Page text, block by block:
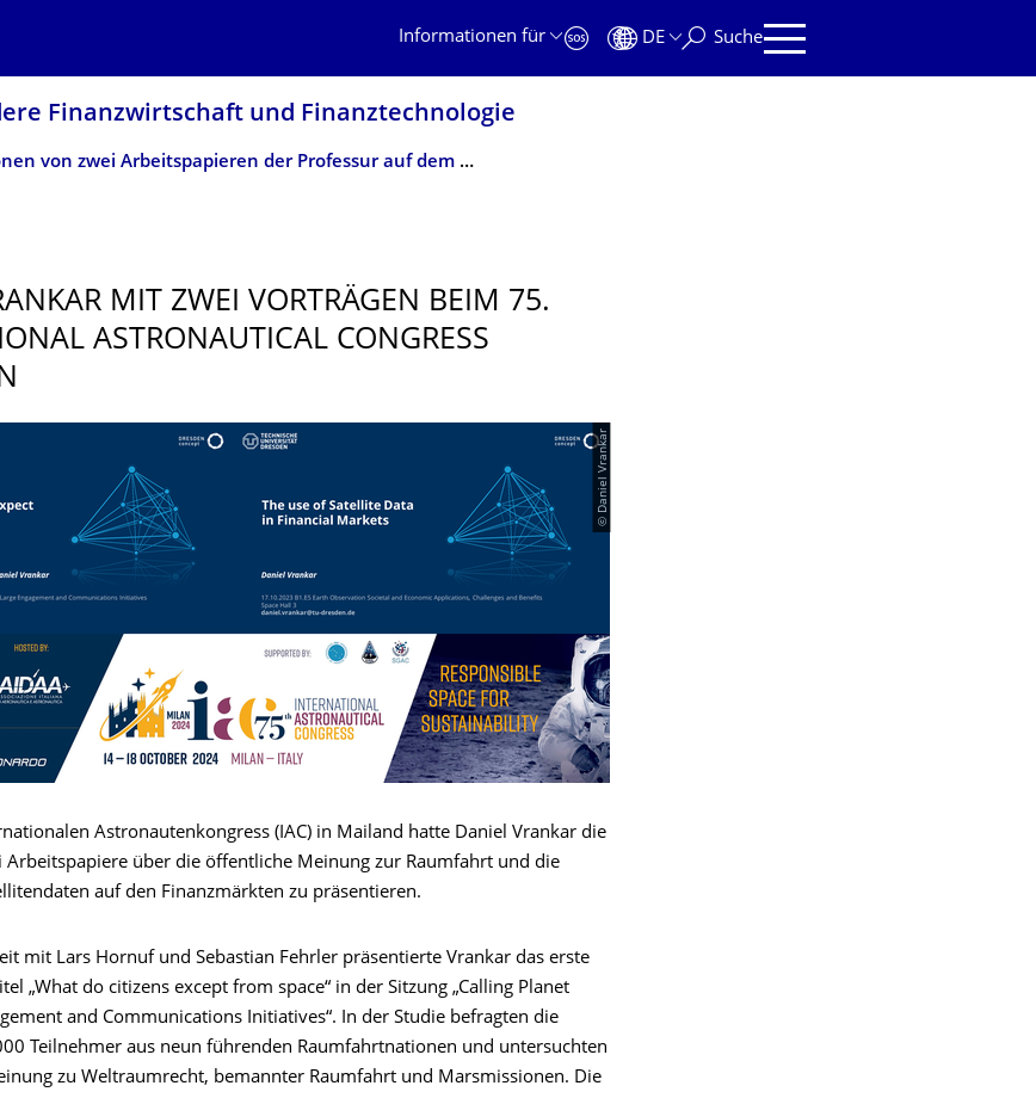
Informationen für
DE Suche
Finanzwirtschaft und Finanztechnologie
­Präsentationen von zwei Arbeitspapieren der Professur auf dem IAC 2024
MIT ZWEI VORTRÄGEN BEIM 75.
ASTRONAUTICAL CONGRESS
© Daniel Vrankar
Astronautenkongress (IAC) in Mailand hatte Daniel Vrankar die
Arbeitspapiere über die öffentliche Meinung zur Raumfahrt und die
auf den Finanzmärkten zu präsentieren.
mit Lars Hornuf und Sebastian Fehrler präsentierte Vrankar das erste
„What do citizens except from space“ in der Sitzung „Calling Planet
and Communications Initiatives“. In der Studie befragten die
Teilnehmer aus neun führenden Raumfahrtnationen und untersuchten
zu Weltraumrecht, bemannter Raumfahrt und Marsmissionen. Die